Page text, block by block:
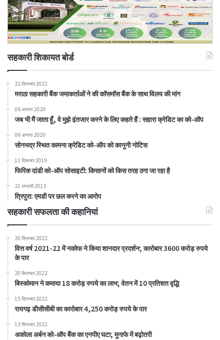
सहकारी शिकायत बोर्ड
22 सितम्बर 2022
मराठा सहकारी बैंक जमाकर्ताओं ने की कॉसमॉस बैंक के साथ विलय की मांग
06 अगस्त 2020
जब भी मैं जाता हूँ, वे मुझे इंतजार करने के लिए कहते हैं : सहारा क्रेडिट का को-ऑप
06 अगस्त 2020
सोनभद्र स्थित कामना क्रेडिट को-ऑप को कानूनी नोटिस
11 दिसम्बर 2019
फिरिक दांडी को-ऑप सोसाइटी: किसानों को किस तरह ठगा जा रहा है
21 जनवरी 2013
त्रिपुरा: एमडी पर छल करने का आरोप
सहकारी सफलता की कहानियां
20 सितम्बर 2022
वित्त वर्ष 2021-22 में नकोफ ने किया शानदार प्रदर्शन; कारोबार 3600 करोड़ रुपये
के पार
20 सितम्बर 2022
बिस्कोमान ने कमाया 18 करोड़ रुपये का लाभ; वेतन में 10 प्रतिशत वृद्धि
15 सितम्बर 2022
रायगढ़ डीसीसीबी का कारोबार 4,250 करोड़ रुपये के पार
13 सितम्बर 2022
अकोला अर्बन को-ऑप बैंक का एनपीए घटा; मुनाफे में बढ़ोतरी